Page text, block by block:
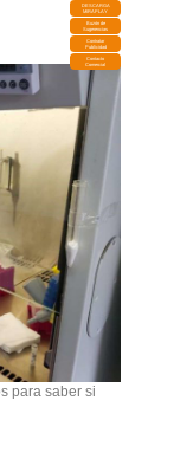
DESCARGA
MIRAPLAY
Buzón de
Sugerencias
Contratar
Publicidad
Contacto
Comercial
para saber si